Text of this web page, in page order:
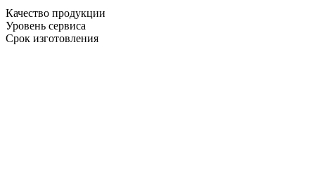
Качество продукции
Уровень сервиса
Срок изготовления